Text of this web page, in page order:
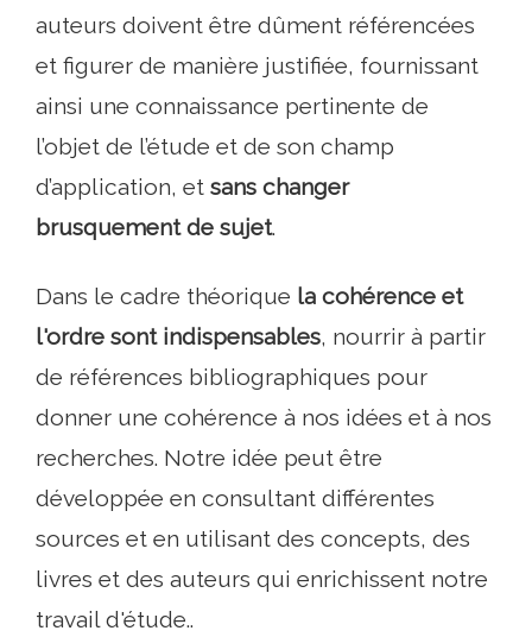
auteurs doivent être dûment référencées
et figurer de manière justifiée, fournissant
ainsi une connaissance pertinente de
l’objet de l’étude et de son champ
d’application, et sans changer
brusquement de sujet.
Dans le cadre théorique la cohérence et
l'ordre sont indispensables, nourrir à partir
de références bibliographiques pour
donner une cohérence à nos idées et à nos
recherches. Notre idée peut être
développée en consultant différentes
sources et en utilisant des concepts, des
livres et des auteurs qui enrichissent notre
travail d'étude..